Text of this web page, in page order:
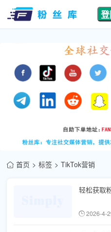
首页 标签 TikTok营销
轻松获取
2026-4-